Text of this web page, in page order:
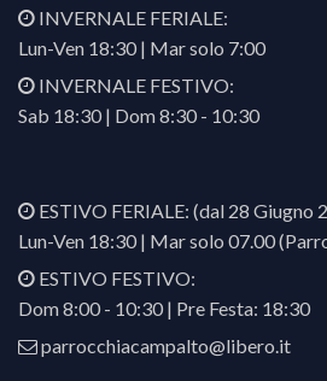
INVERNALE FERIALE:
Lun-Ven 18:30 | Mar solo 7:00
INVERNALE FESTIVO:
Sab 18:30 | Dom 8:30 - 10:30
ESTIVO FERIALE: (dal 28 Giugno
Lun-Ven 18:30 | Mar solo 07.00
ESTIVO FESTIVO:
Dom 8:00 - 10:30 | Pre Festa: 18:30
parrocchiacampalto@libero.it